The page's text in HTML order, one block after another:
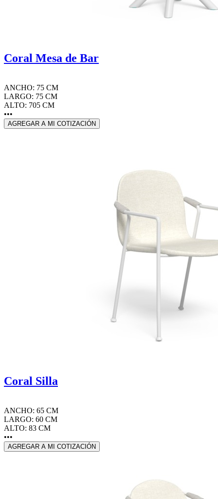
Coral Mesa de Bar
ANCHO: 75 CM
LARGO: 75 CM
ALTO: 705 CM
•••
AGREGAR A MI COTIZACIÓN
Coral Silla
ANCHO: 65 CM
LARGO: 60 CM
ALTO: 83 CM
•••
AGREGAR A MI COTIZACIÓN